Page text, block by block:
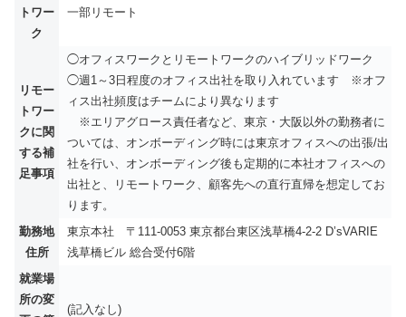
トワー
ク
一部リモート
リモー
トワー
クに関
する補
足事項
◯オフィスワークとリモートワークのハイブリッドワーク
◯週1～3日程度のオフィス出社を取り入れています ※オフ
ィス出社頻度はチームにより異なります
※エリアグロース責任者など、東京・大阪以外の勤務者に
ついては、オンボーディング時には東京オフィスへの出張/出
社を行い、オンボーディング後も定期的に本社オフィスへの
出社と、リモートワーク、顧客先への直行直帰を想定してお
ります。
勤務地
住所
東京本社 〒111-0053 東京都台東区浅草橋4-2-2 D’sVARIE
浅草橋ビル 総合受付6階
就業場
所の変
(記入なし)